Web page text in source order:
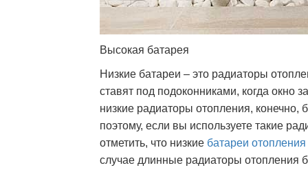
Высокая батарея
Низкие батареи – это радиаторы
ставят под подоконниками, когда окно
низкие радиаторы отопления, конечно,
поэтому, если вы используете такие
отметить, что низкие батареи
случае длинные радиаторы отопления